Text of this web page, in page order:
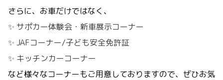
さらに、お車だけではなく、
✨ サポカー体験会・新車展示コーナー
✨ JAFコーナー/子ども安全免許証
✨ キッチンカーコーナー
など様々なコーナーもご用意しておりますので、ぜひお気